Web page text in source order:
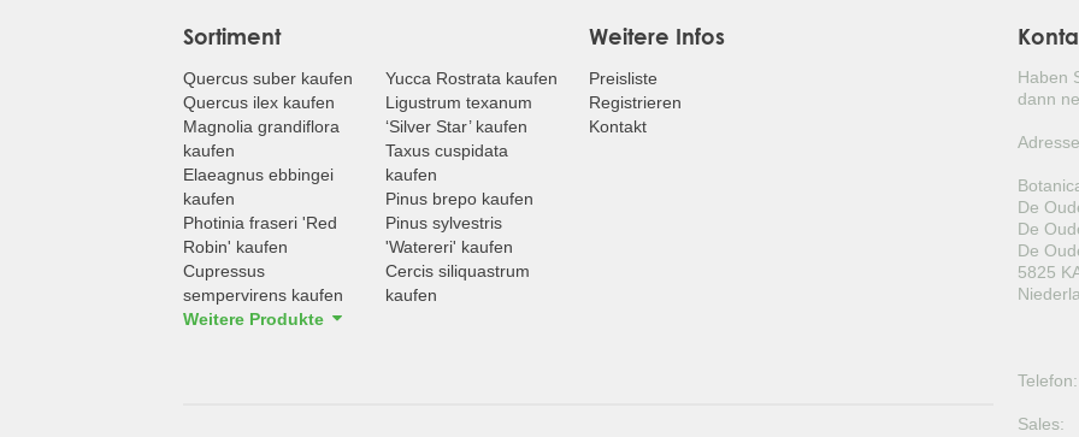
Sortiment
Quercus suber kaufen
Quercus ilex kaufen
Magnolia grandiflora
kaufen
Elaeagnus ebbingei
kaufen
Photinia fraseri 'Red
Robin' kaufen
Cupressus
sempervirens kaufen
Weitere Produkte
Yucca Rostrata kaufen
Ligustrum texanum
‘Silver Star’ kaufen
Taxus cuspidata
kaufen
Pinus brepo kaufen
Pinus sylvestris
'Watereri' kaufen
Cercis siliquastrum
kaufen
Weitere Infos
Preisliste
Registrieren
Kontakt
Haben
dann
De
De
De
5825
Telefon:
Sales: